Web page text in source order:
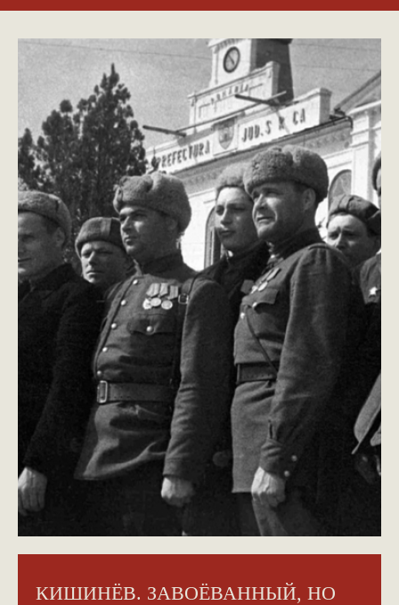
КИШИНЁВ. ЗАВОЁВАННЫЙ, НО